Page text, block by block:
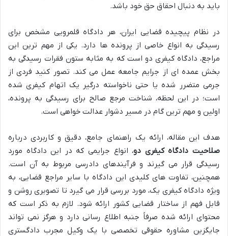
باید به دنبال احقاق حق خود باشد.
در نظام پیچیده قضایی ایران، هر دادگاه قلمرویی مشخص برای
رسیدگی به انواع خاصی از پرونده ها دارد. یکی از مهم ترین این
مراجع، دادگاه کیفری دو است که به مثابه ستون فقرات رسیدگی به
بخش عمده ای از جرایم جامعه عمل می کند. تصور کنید فردی از
جرمی متضرر شده یا حتی ناخواسته درگیر یک اتهام کیفری شده
است؛ در این لحظه، شناخت مرجع صالح برای رسیدگی به پرونده،
اولین و مهم ترین گام در مسیر دشوار عدالت خواهی است.
هدف این مقاله، ارائه یک راهنمای جامع، دقیق و کاربردی درباره
صلاحیت دادگاه کیفری دو، انواع جرایمی که در این دادگاه مورد
رسیدگی قرار می گیرند و فرآیندهای دادرسی مربوط به آن است.
همچنین، تفاوت های کلیدی این دادگاه با سایر مراجع قضایی، به
ویژه دادگاه کیفری یک، مورد بررسی قرار می گیرد تا تصویری روشن و
قابل فهم از ساختار قضایی کشور ارائه شود. لازم به ذکر است که
محتوای ارائه شده صرفاً جنبه اطلاع رسانی دارد و هرگز نمی تواند
جایگزین مشاوره حقوقی تخصصی با یک وکیل مجرب دادگستری